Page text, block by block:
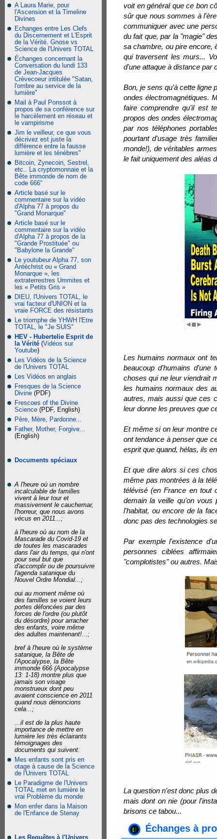
A Laura Marie, pour
l'Ascension et la Timeline
Divines
Echanges entre Les Clefs
du Discernement et L'Esprit
de la Vérité. Gnose vs
Science de l'Univers TOTAL
Échanges concernant la
Conversation du lundi 133
de Jean-Jacques
Crèvecoeur intitulée "Satan,
l'ombre au service de la
lumière"
Mail à Paul Ponssot à
propos de sa conférence sur
le harcèlement en réseau et
le vampirisme
Jim le veilleur, ce que vous
décrivez est juste la
différence entre la fausse
lumière et les ténèbres"
Bitcoin, Zynecoin, Sestrel,
etc.. La cryptomonnaie et la
Bête immonde de nom de
code 666"
Article basé sur le
commentaire sur la vidéo
d'Alpha 77 à propos du
"Grand Monarque"
Article basé sur le
commentaire sur la vidéo
d'Alpha 77 à propos de la
"Grande Prostituée" ou
"Babylone la Grande"
Le youtubeur Alpha 77, son
Antéchrist ou « Grand
Monarque », les
extraterrestres Ummites et
les « Petits Gris »
DIEU, l'Univers TOTAL, le
vrai facteur d'UNION et la
vraie FORCE des résistants
Le triomphe de YHWH l'Etre
TOTAL, le "Je SUIS"
HEV - Hubertelie Esprit de
la Vérité (Vidéos sur
Youtube)
Les Vidéos de la Science
de l'Univers TOTAL
Les Vidéos en anglais
Fresques de la Science
Divine (PDF)
Frescoes of the Divine
Science (PDF, English)
Père, Mère, Pardonne...
Father, Mother, Forgive...
(English)
Documents spéciaux
A l'heure où un nombre
incalculable de familles
vivent à leur tour et
massivement le cauchemar,
l'horreur, que nous avons
vécus en 2011...;
à l'heure où au nom de la
Mascarade du Covid-19 et
de toutes les mascarades
dans l'air du temps, qui n'ont
pour seul but que
d'accomplir ou de poursuivre
l'agenda satanique du
Nouvel Ordre Mondial...;
oui au moment même où
des familles se voient leurs
portes défoncées par des
forces de l'ordre (ou plutôt
du désordre) pour arracher
des enfants, voire même
des adultes maintenant!...;
bref à l'heure où le système
satanique, la Bête de
l'Apocalypse, la Bête
immonde 666 (Apocalypse
13: 1-18) montre plus que
jamais son visage
monstrueux dont peu
avaient conscience en 2011
quand nous dénoncions
cela...;
...il est de la plus haute
importance de mettre en
lumière les très éclairants
témoignages des
documents qui suivent:
Mes enfants sont pris en
otage à cause de la Science
de l'Univers TOTAL
Le Paradigme de l'Univers
TOTAL met en lumière le
vrai Problème du monde
Mon enfer dans la Maison
de l'Enfance de Stenay
Les Requêtes à l'Univers
voit en général que ce bon
sûr que nous sommes à
communiquer avec une
du fait que, par la "magie"
sa chambre, ou pire encore,
qui traversent les murs...
d'une attaque à distance par
Bon, je sens qu'à cette ligne
ondes électromagnétiques.
faire comprendre qu'il est
propos des ondes
par nos téléphones
pourtant d'usage très
monde!), de véritables
le fait uniquement des aléas
Les humains normaux ont
beaucoup d'humains d'une
choses qui ne leur viendrait
les humains normaux des
autres, mais aussi que ces
leur donne les preuves que
Et même si on leur montre
ont tendance à penser que
esprit que quand, hélas, ils
Et que dire alors si ces
même pas montrées à la
télévisé (en France en tout
demain la veille qu'on vous
l'habitat, ou encore de la
donc pas des technologies
Par exemple l'existence
personnes ciblées
"complotistes" ou autres.
La question n'est donc plus
mais dont on nie (pour
brisons ce tabou...
Échanges à